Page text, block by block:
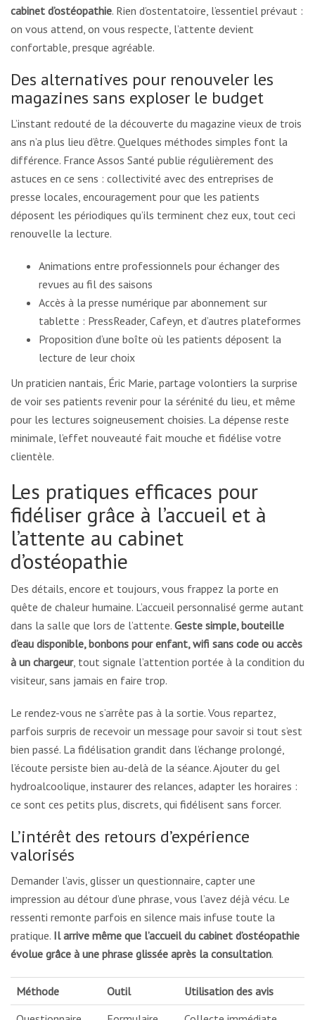
cabinet d’ostéopathie. Rien d’ostentatoire, l’essentiel prévaut :
on vous attend, on vous respecte, l’attente devient
confortable, presque agréable.
Des alternatives pour renouveler les
magazines sans exploser le budget
L’instant redouté de la découverte du magazine vieux de trois
ans n’a plus lieu d’être. Quelques méthodes simples font la
différence. France Assos Santé publie régulièrement des
astuces en ce sens : collectivité avec des entreprises de
presse locales, encouragement pour que les patients
déposent les périodiques qu’ils terminent chez eux, tout ceci
renouvelle la lecture.
Animations entre professionnels pour échanger des
revues au fil des saisons
Accès à la presse numérique par abonnement sur
tablette : PressReader, Cafeyn, et d’autres plateformes
Proposition d’une boîte où les patients déposent la
lecture de leur choix
Un praticien nantais, Éric Marie, partage volontiers la surprise
de voir ses patients revenir pour la sérénité du lieu, et même
pour les lectures soigneusement choisies. La dépense reste
minimale, l’effet nouveauté fait mouche et fidélise votre
clientèle.
Les pratiques efficaces pour
fidéliser grâce à l’accueil et à
l’attente au cabinet
d’ostéopathie
Des détails, encore et toujours, vous frappez la porte en
quête de chaleur humaine. L’accueil personnalisé germe autant
dans la salle que lors de l’attente. Geste simple, bouteille
d’eau disponible, bonbons pour enfant, wifi sans code ou accès
à un chargeur, tout signale l’attention portée à la condition du
visiteur, sans jamais en faire trop.
Le rendez-vous ne s’arrête pas à la sortie. Vous repartez,
parfois surpris de recevoir un message pour savoir si tout s’est
bien passé. La fidélisation grandit dans l’échange prolongé,
l’écoute persiste bien au-delà de la séance. Ajouter du gel
hydroalcoolique, instaurer des relances, adapter les horaires :
ce sont ces petits plus, discrets, qui fidélisent sans forcer.
L’intérêt des retours d’expérience
valorisés
Demander l’avis, glisser un questionnaire, capter une
impression au détour d’une phrase, vous l’avez déjà vécu. Le
ressenti remonte parfois en silence mais infuse toute la
pratique. Il arrive même que l’accueil du cabinet d’ostéopathie
évolue grâce à une phrase glissée après la consultation.
Méthode Outil
Utilisation des avis